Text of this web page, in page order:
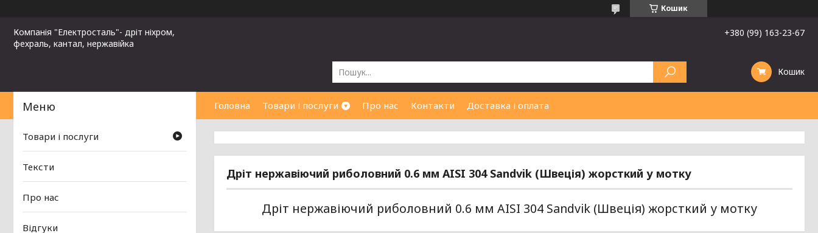
Кошик
Компанія "Електросталь"- дріт ніхром,
фехраль, кантал, нержавійка
+380 (99) 163-23-67
Кошик
Головна Товари і послуги Про нас Контакти Доставка і оплата
Дріт нержавіючий риболовний 0.6 мм AISI 304 Sandvik (Швеція) жорсткий у мотку
Дріт нержавіючий риболовний 0.6 мм AISI 304 Sandvik (Швеція) жорсткий у мотку
Товари і послуги
Тексти
Про нас
Відгуки